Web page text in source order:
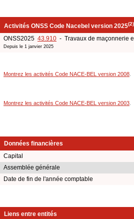
Activités ONSS Code Nacebel version 2025(2)
ONSS2025 43.910 - Travaux de maçonnerie
Depuis le 1 janvier 2025
Montrez les activités Code NACE-BEL version 2008
Montrez les activités Code NACE-BEL version 2003
Données financières
Capital
Assemblée générale
Date de fin de l'année comptable
Liens entre entités